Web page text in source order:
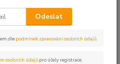
lukostřelbu
stojící pozici. Třídílný terč
Odeslat
dle podmínek zpracování osobních údajů.
osobních údajů pro účely registrace.